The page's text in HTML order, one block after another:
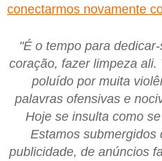
conectarmos novamente
"É o tempo para
coração, fazer limpeza
poluído por muita
palavras ofensivas e
Hoje se insulta como
Estamos submergidos
publicidade, de anúncios